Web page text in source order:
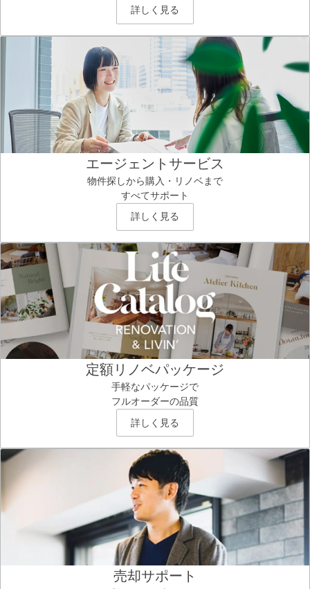
詳しく見る
エージェントサービス
物件探しから購入・リノベまで
すべてサポート
詳しく見る
定額リノベパッケージ
手軽なパッケージで
フルオーダーの品質
詳しく見る
売却サポート